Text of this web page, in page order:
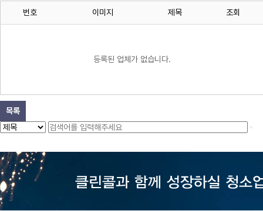
번호
이미지 제목 조회
등록된 업체가 없습니다.
목록